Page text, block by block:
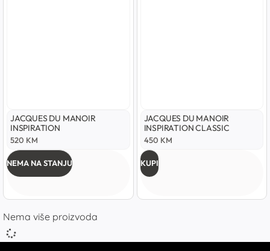
JACQUES DU MANOIR
INSPIRATION
520 KM
NEMA NA STANJU
JACQUES DU MANOIR
INSPIRATION CLASSIC
450 KM
KUPI
Nema više proizvoda